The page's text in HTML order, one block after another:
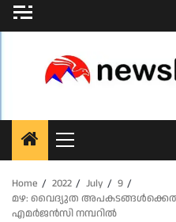
Skip
to
Primary
Menu
Home
2022 July
9
മഴ: വൈദ്യുത
എമർജൻസി നമ്പറിൽ